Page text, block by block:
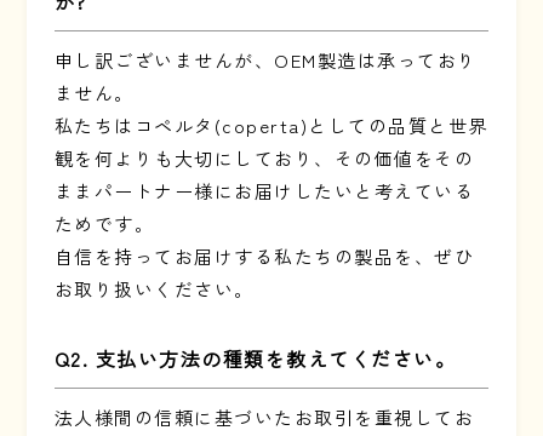
申し訳ございませんが、OEM製造は承っており
ません。
私たちはコペルタ(coperta)としての品質と世界
観を何よりも大切にしており、その価値をその
ままパートナー様にお届けしたいと考えている
ためです。
自信を持ってお届けする私たちの製品を、ぜひ
お取り扱いください。
Q2. 支払い方法の種類を教えてください。
法人様間の信頼に基づいたお取引を重視してお